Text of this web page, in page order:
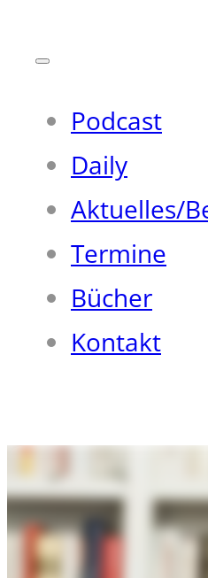
Podcast
Daily
Aktuelles/
Termine
Bücher
Kontakt